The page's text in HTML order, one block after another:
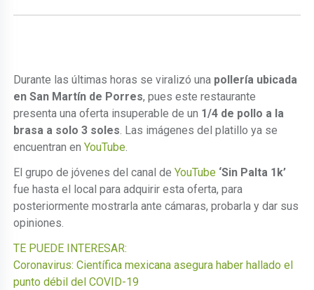
Durante las últimas horas se viralizó una pollería ubicada
en San Martín de Porres, pues este restaurante
presenta una oferta insuperable de un 1/4 de pollo a la
brasa a solo 3 soles . Las imágenes del platillo ya se
encuentran enYouTube
El grupo de jóvenes del canal deYouTube ‘Sin Palta 1k’
fue hasta el local para adquirir esta oferta, para
posteriormente mostrarla ante cámaras, probarla y dar sus
opiniones.
TE PUEDE INTERESAR:
Coronavirus: Científica mexicana asegura haber hallado el
punto débil del COVID-19